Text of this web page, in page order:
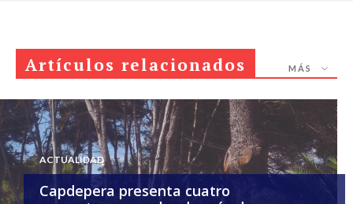
Artículos relacionados MÁS
ACTUALIDAD
Capdepera presenta cuatro